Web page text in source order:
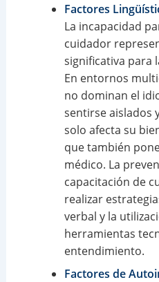
Factores
La incapacidad
cuidador
significativa para
En entornos
no dominan el
sentirse aislados
solo afecta su
que también
médico. La
capacitación de
realizar
verbal y la
herramientas
entendimiento.
Factores de